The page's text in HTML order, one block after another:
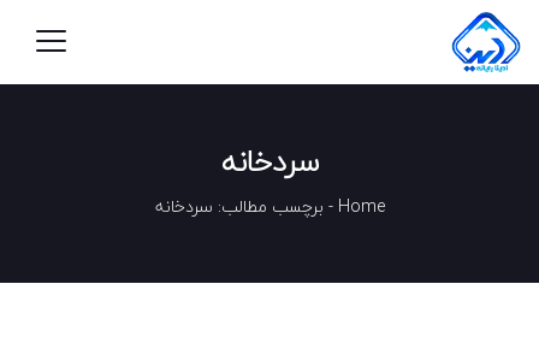
سردخانه
Home
- برچسب مطالب: سردخانه